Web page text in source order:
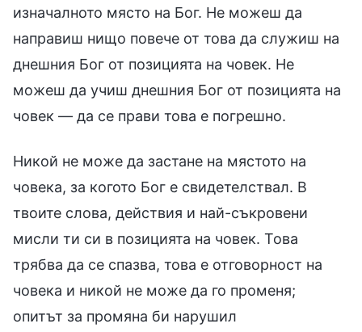
изначалното място на Бог. Не можеш да
направиш нищо повече от това да служиш на
днешния Бог от позицията на човек. Не
можеш да учиш днешния Бог от позицията на
човек — да се прави това е погрешно.
Никой не може да застане на мястото на
човека, за когото Бог е свидетелствал. В
твоите слова, действия и най-съкровени
мисли ти си в позицията на човек. Това
трябва да се спазва, това е отговорност на
човека и никой не може да го променя;
опитът за промяна би нарушил